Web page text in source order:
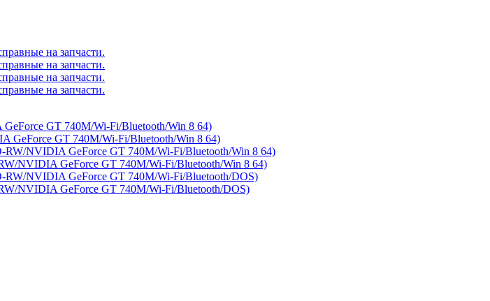
GT 740M/Wi-Fi/Bluetooth/Win 8 64)
GeForce GT 740M/Wi-Fi/Bluetooth/Win 8 64)
NVIDIA GeForce GT 740M/Wi-Fi/Bluetooth/Win 8 64)
NVIDIA GeForce GT 740M/Wi-Fi/Bluetooth/Win 8 64)
NVIDIA GeForce GT 740M/Wi-Fi/Bluetooth/DOS)
NVIDIA GeForce GT 740M/Wi-Fi/Bluetooth/DOS)